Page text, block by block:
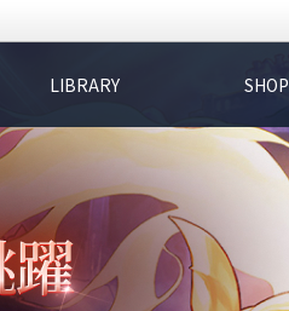
LIBRARY SHOP